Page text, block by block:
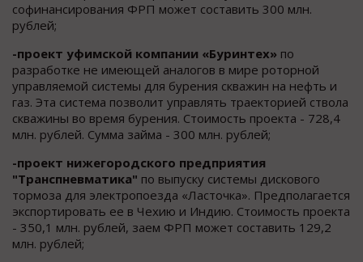
софинансирования ФРП может составить 300 млн.
рублей;
-проект уфимской компании «Буринтех» по
разработке не имеющей аналогов в мире роторной
управляемой системы для бурения скважин на нефть и
газ. Эта система позволит управлять траекторией ствола
скважины во время бурения. Стоимость проекта - 728,4
млн. рублей. Сумма займа - 300 млн. рублей;
-проект нижегородского предприятия
"Транспневматика" по выпуску системы дискового
тормоза для электропоезда «Ласточка». Предполагается
экспортировать ее в Чехию и Индию. Стоимость проекта
- 350,1 млн. рублей, заем ФРП может составить 129,2
млн. рублей;